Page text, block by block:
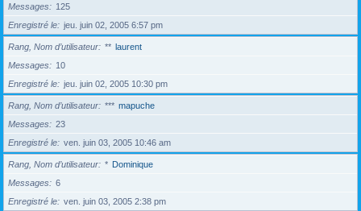
Messages
125
Enregistré le
jeu. juin 02, 2005 6:57 pm
Rang, Nom d’utilisateur ** laurent
Messages
10
Enregistré le
jeu. juin 02, 2005 10:30 pm
Rang, Nom d’utilisateur *** mapuche
Messages
23
Enregistré le
ven. juin 03, 2005 10:46 am
Rang, Nom d’utilisateur * Dominique
Messages
6
Enregistré le
ven. juin 03, 2005 2:38 pm